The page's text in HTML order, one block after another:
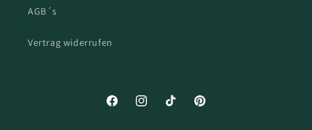
AGB´s
Vertrag widerrufen
FacebookInstagramTikTok Pinterest